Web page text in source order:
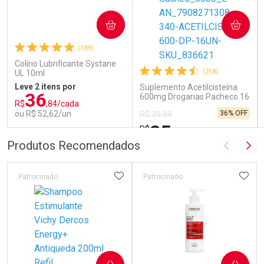
(139)
Colírio Lubrificante Systane
UL 10ml
Leve 2 itens por
R$36,84/cada
ou R$ 52,62/un
COMPRAR
FECHAR
FECHAR
Por Menos
(218)
Suplemento Acetilcisteína
600mg Drogarias Pacheco 16
R$ 39,99
R$25
36% OFF
COMPRAR
Por Menos
Produtos Recomendados Imagem
Patrocinado ADICIONAR AOS FAVORITOS
Patrocinado